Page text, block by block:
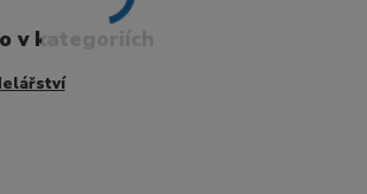
v kategoriích